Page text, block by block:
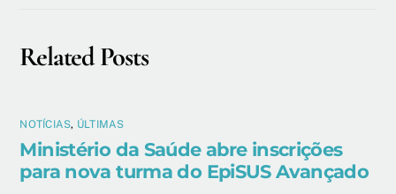
Related Posts
NOTÍCIAS, ÚLTIMAS
Ministério da Saúde abre inscrições
para nova turma do EpiSUS Avançado